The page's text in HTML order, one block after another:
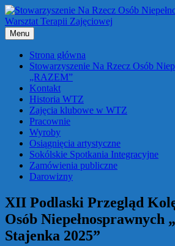
Przejdź
do
treści
Menu
Strona główna
Stowarzyszenie Na Rzecz Osób
„RAZEM”
Kontakt
Historia WTZ
Zajęcia klubowe w WTZ
Pracownie
Wyroby
Osiągnięcia artystyczne
Sokólskie Spotkania Integracyjne
Zamówienia publiczne
Darowizny
XII Podlaski Przegląd
Osób Niepełnosprawnych
Stajenka 2025”